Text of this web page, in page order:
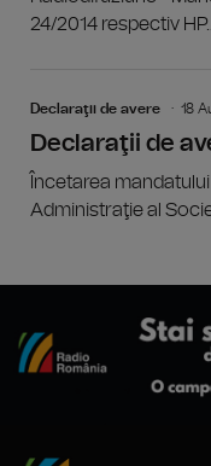
24/2014 respectiv HP...
Declaraţii de avere 18
Declaraţii de
Încetarea
Administraţie al